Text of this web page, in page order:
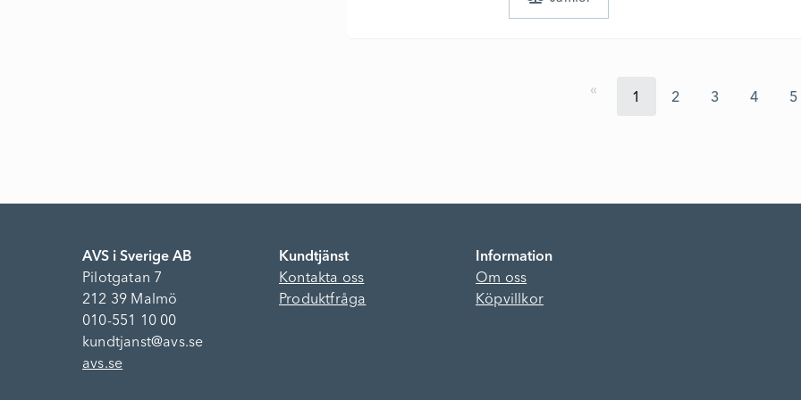
1 2 3 4 5
AVS i Sverige AB
Pilotgatan 7
212 39 Malmö
010-551 10 00
kundtjanst@avs.se
avs.se
Kundtjänst
Kontakta oss
Produktfråga
Information
Om oss
Köpvillkor